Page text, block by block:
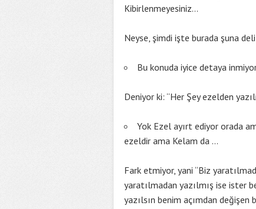
Kibirlenmeyesiniz…
Neyse, şimdi işte burada şuna
Bu konuda iyice detaya
Deniyor ki: “Her Şey ezelden
Yok Ezel ayırt ediyor orada
ezeldir ama Kelam da …
Fark etmiyor, yani “Biz
yaratılmadan yazılmış ise ister
yazılsın benim açımdan